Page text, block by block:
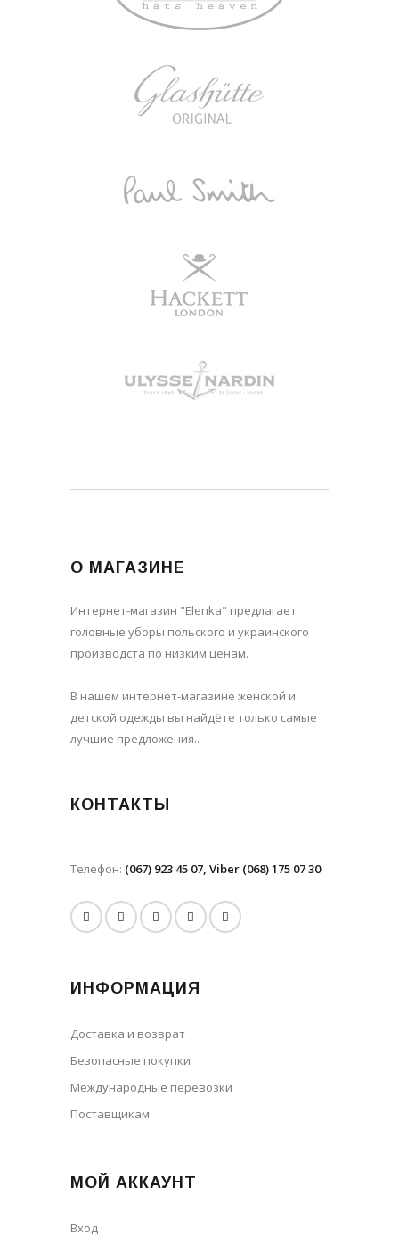
О МАГАЗИНЕ
Интернет-магазин "Elenka" предлагает
головные уборы польского и украинского
производста по низким ценам.
В нашем интернет-магазине женской и
детской одежды вы найдёте только самые
лучшие предложения..
КОНТАКТЫ
Телефон: (067) 923 45 07, Viber (068) 175 07 30
ИНФОРМАЦИЯ
Доставка и возврат
Безопасные покупки
Международные перевозки
Поставщикам
МОЙ АККАУНТ
Вход